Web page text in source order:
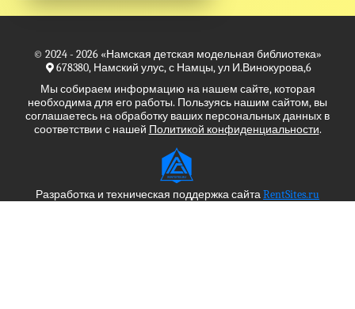
© 2024 - 2026 «Намская детская модельная библиотека»
678380, Намский улус, с Намцы, ул И.Винокурова,6
Мы собираем информацию на нашем сайте, которая
необходима для его работы. Пользуясь нашим сайтом, вы
соглашаетесь на обработку ваших персональных данных в
соответствии с нашей Политикой конфиденциальности.
Разработка и техническая поддержка сайтаRentSites.ru